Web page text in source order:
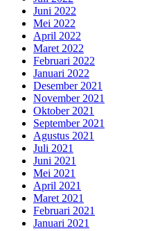
Juni 2022
Mei 2022
April 2022
Maret 2022
Februari 2022
Januari 2022
Desember 2021
November 2021
Oktober 2021
September 2021
Agustus 2021
Juli 2021
Juni 2021
Mei 2021
April 2021
Maret 2021
Februari 2021
Januari 2021